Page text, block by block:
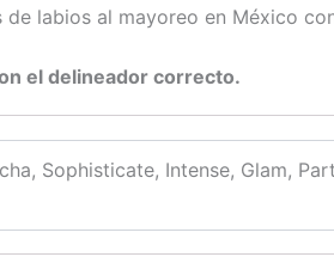
labios al mayoreo en México
el delineador correcto.
Sophisticate, Intense, Glam,